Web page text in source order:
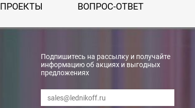
ПРОЕКТЫ ВОПРОС-ОТВЕТ
Подпишитесь на рассылку и получайте
информацию об акциях и выгодных
предложениях